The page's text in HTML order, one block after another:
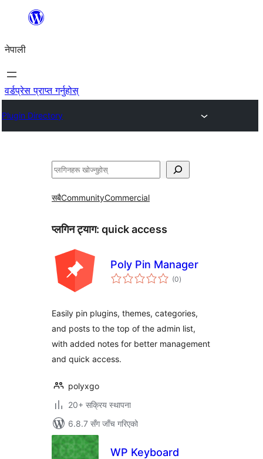
सामग्रीमा
नेपाली
वर्डप्रेस प्राप्त गर्नुहोस्
Plugin Directory
खोज्नुहोस्
सबैCommunityCommercial
प्लगिन ट्याग: quick access
Poly Pin Manager
(0कुल
रेटिङ्गहरू
)
Easily pin plugins, themes, categories,
and posts to the top of the admin list,
with added notes for better management
and quick access.
polyxgo
20+ सक्रिय स्थापना
6.8.7 सँग जाँच गरिएको
WP Keyboard